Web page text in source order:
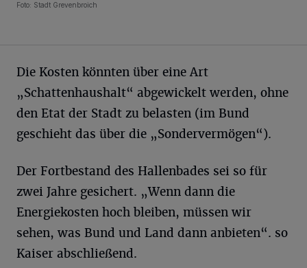
Foto: Stadt Grevenbroich
Die Kosten könnten über eine Art
„Schattenhaushalt“ abgewickelt werden, ohne
den Etat der Stadt zu belasten (im Bund
geschieht das über die „Sondervermögen“).
Der Fortbestand des Hallenbades sei so für
zwei Jahre gesichert. „Wenn dann die
Energiekosten hoch bleiben, müssen wir
sehen, was Bund und Land dann anbieten“. so
Kaiser abschließend.